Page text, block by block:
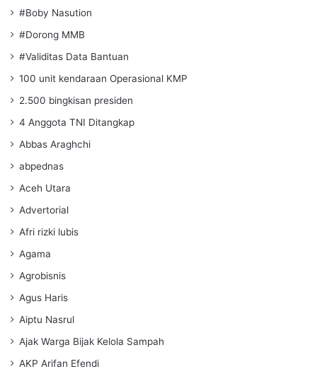
#Boby Nasution
#Dorong MMB
#Validitas Data Bantuan
100 unit kendaraan Operasional KMP
2.500 bingkisan presiden
4 Anggota TNI Ditangkap
Abbas Araghchi
abpednas
Aceh Utara
Advertorial
Afri rizki lubis
Agama
Agrobisnis
Agus Haris
Aiptu Nasrul
Ajak Warga Bijak Kelola Sampah
AKP Arifan Efendi